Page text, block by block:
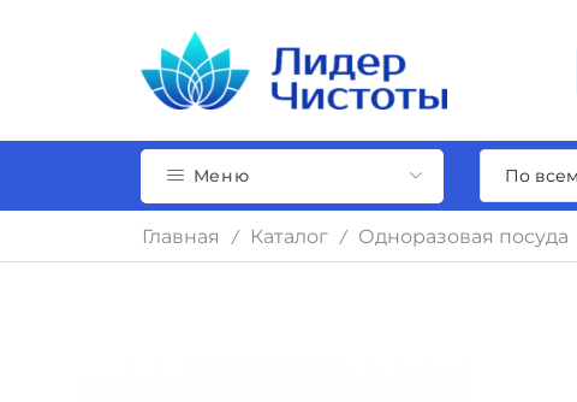
Меню
Главная / Каталог / Одноразовая посуда